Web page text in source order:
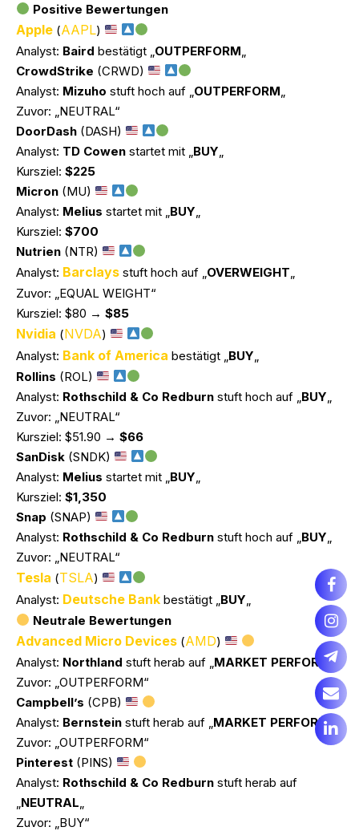
Positive Bewertungen
Apple (AAPL)
Analyst: Baird bestätigt „ OUTPERFORM
CrowdStrike (CRWD)
Analyst: Mizuho stuft hoch auf „ OUTPERFORM
Zuvor: „NEUTRAL“
DoorDash (DASH)
Analyst: TD Cowen startet mit „ BUY
Kursziel: $225
Micron (MU)
Analyst: Melius startet mit „ BUY
Kursziel: $700
Nutrien (NTR)
Analyst: Barclays stuft hoch auf „ OVERWEIGHT
Zuvor: „EQUAL WEIGHT“
Kursziel: $80 → $85
Nvidia (NVDA)
Analyst: Bank of America bestätigt „ BUY
Rollins (ROL)
Analyst: Rothschild & Co Redburn stuft hoch auf „ BUY
Zuvor: „NEUTRAL“
Kursziel: $51.90 → $66
SanDisk (SNDK)
Analyst: Melius startet mit „ BUY
Kursziel: $1,350
Snap (SNAP)
Analyst: Rothschild & Co Redburn stuft hoch auf „ BUY
Zuvor: „NEUTRAL“
Tesla (TSLA)
Analyst: Deutsche Bank bestätigt „ BUY
Neutrale Bewertungen
Advanced Micro Devices (AMD)
Analyst: Northland stuft herab auf „ MARKET PERFORM„
Zuvor: „OUTPERFORM“
Campbell’s (CPB)
Analyst: Bernstein stuft herab auf „ MARKET PERFORM„
Zuvor: „OUTPERFORM“
Pinterest (PINS)
Analyst: Rothschild & Co Redburn stuft herab auf
NEUTRAL
Zuvor: „BUY“